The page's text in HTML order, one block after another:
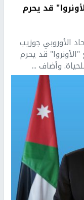
قد يحرم
الأوروبي جوزيب
قد يحرم
وأضاف ...